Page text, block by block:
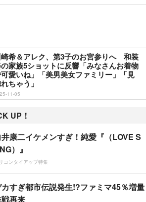
崎希＆アレク、第3子のお宮参りへ 和装
家族5ショットに反響「みなさんお着物
愛いね」「美男美女ファミリー」「見
ちゃう」
11-05
UP！
康二イケメンすぎ！純愛『（LOVE S
）』
コンタイアップ特集
カすぎ都市伝説発生!?ファミマ45％増量
再来